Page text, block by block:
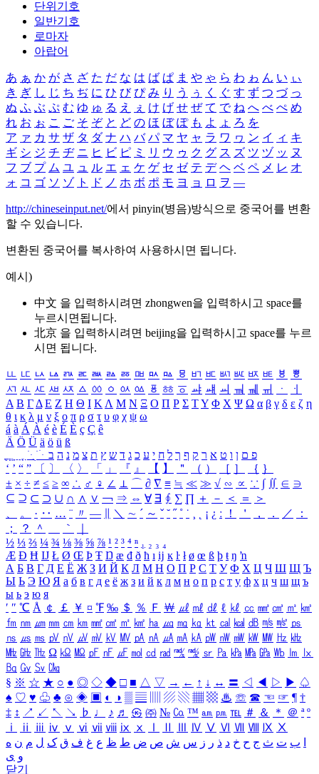
단위기호
일반기호
로마자
아랍어
あ ぁ か が さ ざ た だ な は ば ぱ ま や ゃ ら わ ゎ ん い ぃ
き ぎ し じ ち ぢ に ひ び ぴ み り う ぅ く ぐ す ず つ づ っ
ぬ ふ ぶ ぷ む ゆ ゅ る え ぇ け げ せ ぜ て で ね へ べ ぺ め
れ お ぉ こ ご そ ぞ と ど の ほ ぼ ぽ も よ ょ ろ を
ア ァ カ サ ザ タ ダ ナ ハ バ パ マ ヤ ャ ラ ワ ヮ ン イ ィ キ
ギ シ ジ チ ヂ ニ ヒ ビ ピ ミ リ ウ ゥ ク グ ス ズ ツ ヅ ッ ヌ
フ ブ プ ム ユ ュ ル エ ェ ケ ゲ セ ゼ テ デ ヘ ベ ペ メ レ オ
ォ コ ゴ ソ ゾ ト ド ノ ホ ボ ポ モ ヨ ョ ロ ヲ ―
http://chineseinput.net/에서 pinyin(병음)방식으로 중국어를 변환
할 수 있습니다.
변환된 중국어를 복사하여 사용하시면 됩니다.
예시)
中文 을 입력하시려면 zhongwen을 입력하시고 space를
누르시면됩니다.
北京 을 입력하시려면 beijing을 입력하시고 space를 누르
시면 됩니다.
ㅥ ㅦ ㅧ ㅨ ㅩ ㅪ ㅫ ㅬ ㅭ ㅮ ㅯ ㅰ ㅱ ㅲ ㅳ ㅴ ㅵ ㅶ ㅷ ㅸ
ㅹ
ㅺ ㅻ ㅼ ㅽ ㅾ ㅿ ㆀ ㆁ ㆂ ㆃ ㆄ ㆅ ㆆ ㆇ ㆈ ㆉ ㆊ ㆋ ㆌ ㆍ
ㆎ
Α Β ΓΔ Ε Ζ Η Θ Ι ΚΛ Μ Ν Ξ Ο Π Ρ Σ ΤΥ Φ Χ Ψ Ω α β γ δ ε ζ η
θ ι κ λ μ ν ξ ο π ρ σ τ υ φ χ ψ ω
á à Á À é è É È ç Ç ê
Ä Ö Ü ä ö ü ß
ִֶֹ ֻּ ׁׂ פ ם ן ו ט א ר ק ף ך ל ח י ע כ ג ד ש ץ ת צ מ נ ה ב
‘ ’ “ ” 〔 〕 〈 〉 「 」 『 』 【 】 ＂ （ ） ［ ］ ｛ ｝
± × ÷ ≠ ≤ ≥ ∞ ∴ ♂ ♀ ∠ ⊥ ⌒ ∂ ∇ ≡ ≒ ≪ ≫ √ ∽ ∝ ∵ ∫ ∬ ∈ ∋
⊆ ⊇ ⊂ ⊃ ∪ ∩ ∧ ∨ ￢ ⇒ ⇔ ∀ ∃ ∮ ∑ ∏ ＋ － ＜ ＝
＞
、
。 · ‥ … ¨ 〃 ― ＼ ∼ ´ ～ ˇ ˘ ˝ ˚ ˙ ¸ ¡ ¿ ː ！ ＇ ， ． ／
：
；
？ ＾ ｀
½ ⅓ ⅔ ¼ ¾ ⅛ ⅜ ⅝ ⅞ ¹ ² ³ ⁴ ⁿ ₁ ₂ ₃ ₄
Æ Ð Ħ Ĳ Ł Ø Œ Þ Ŧ Ŋ æ đ ð ħ ı ĳ ĸ ŀ ł ø œ ß þ ŧ ŋ ŉ
А Б В Г Д Е Ё Ж З И Й К Л М Н О П Р С Т У Ф Х Ц Ч Ш Щ Ъ
Ы Ь Э Ю Я а б в г д е ё ж з и й к л м н о п р с т у ф х ц ч ш щ ъ
ы ь э ю я
′ ″ ℃ Å ￠ ￡ ￥ ¤ ℉ ‰ ＄ ％ Ｆ ￦ ㎕ ㎖ ㎗ ℓ ㎘ ㏄ ㎣ ㎤ ㎥ ㎦
㎙ ㎚ ㎛ ㎜ ㎝ ㎞ ㎟ ㎠ ㎡ ㎢ ㏊ ㎍ ㎎ ㎏ ㏏ ㎈ ㎉ ㏈ ㎧ ㎨ ㎰
㎱ ㎲ ㎳ ㎴ ㎵ ㎶ ㎷ ㎸ ㎹ ㎀ ㎁ ㎂ ㎃ ㎄ ㎺ ㎻ ㎽ ㎾ ㎿ ㎐ ㎑
㎒ ㎓ ㎔ Ω ㏀ ㏁ ㎊ ㎋ ㎌ ㏖ ㏅ ㎭ ㎮ ㎯ ㏛ ㎩ ㎪ ㎫ ㎬ ㏝ ㏐
㏓
㏃ ㏉ ㏜ ㏆
§ ※ ☆ ★ ○ ● ◎ ◇ ◆ □ ■ △ ▽ → ← ↑ ↓ ↔ 〓 ◁ ◀ ▷ ▶ ♤
♠ ♡ ♥ ♧ ♣ ⊙ ◈ ▣ ◐ ◑ ▒ ▤ ▨ ▧ ▦ ▩ ♨ ☏ ☎ ☜ ☞ ¶ †
‡ ↕ ↗ ↙ ↖ ↘ ♭ ♩ ♪ ♬ ㉿ ㈜ № ㏇ ™ ㏂ ㏘ ℡ ＃ ＆ ＊ ＠ ª º
ⅰ
ⅱ ⅲ ⅳ ⅴ ⅵ ⅶ ⅷ ⅸ ⅹ Ⅳ Ⅴ Ⅵ Ⅶ Ⅷ Ⅸ Ⅹ
ب ت ث ج ح خ د ذ ر ز س ش ص ض ط ظ ع غ ف ق ک ل م ن ه
و ی
닫기